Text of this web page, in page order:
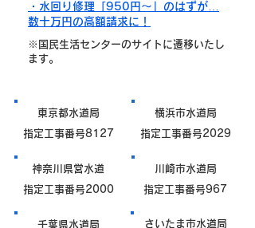
・水回り修理「950円～」のはずが…
数十万円の高額請求に！
※国民生活センターのサイトに遷移いたし
ます。
東京都水道局
指定工事番号8127
横浜市水道局
指定工事番号2029
神奈川県営水道
指定工事番号2000
川崎市水道局
指定工事番号967
千葉県水道局
さいたま市水道局